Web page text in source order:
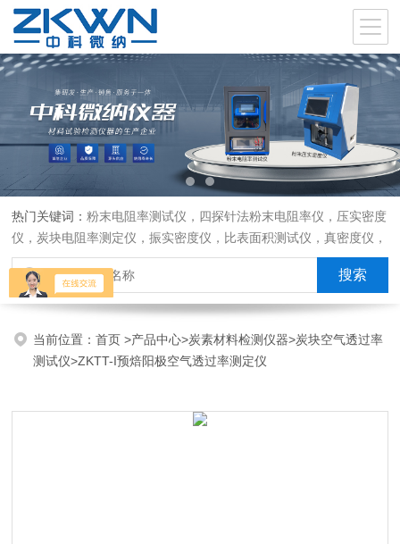
热门关键词：粉末电阻率测试仪，四探针法粉末电阻率仪，压实密度
仪，炭块电阻率测定仪，振实密度仪，比表面积测试仪，真密度仪，
炭块热膨胀仪，炭块透气率仪，炭块二氧化碳反应测定仪
当前位置：首页>产品中心>炭素材料检测仪器>炭块空气透过率
测试仪>ZKTT-I预焙阳极空气透过率测定仪